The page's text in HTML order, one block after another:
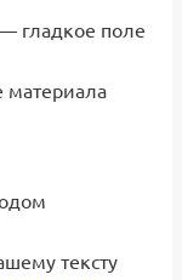
гладкое поле
материала
тексту